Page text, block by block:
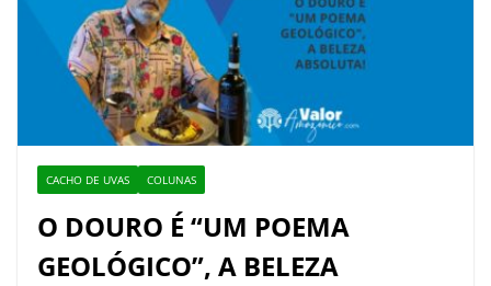
CACHO DE UVAS COLUNAS
O DOURO É “UM POEMA
GEOLÓGICO”, A BELEZA